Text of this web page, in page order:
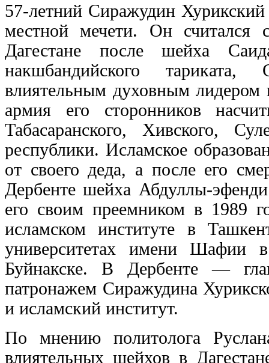
57-летний Сиражудин
местной мечети. Он считался
Дагестане после шейха
накшбандийского
влиятельным духовным
армия его сторонников
Табасаранского, Хивского,
республики. Исламское
от своего деда, а после его
Дербенте шейха Абдуллы-
его своим преемником в 1989
исламском институте в
университетах имени
Буйнакске. В Дербенте —
патронажем Сиражудина
и исламский институт.
По мнению политолога
влиятельных шейхов в